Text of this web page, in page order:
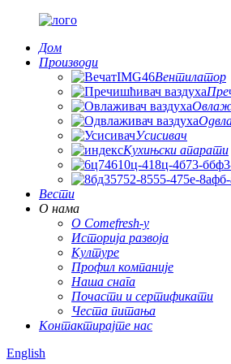
Дом
Производи
Вентилатор
Усисивач
Кухињски апарати
Вести
О нама
О Comefresh-у
Историја развоја
Културе
Профил компаније
Наша снага
Почасти и сертификати
Честа питања
Контактирајте нас
English